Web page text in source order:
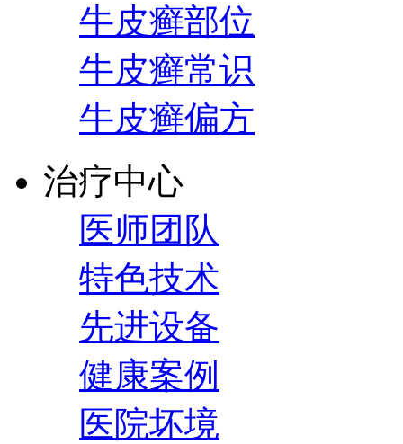
牛皮癣部位
牛皮癣常识
牛皮癣偏方
治疗中心
医师团队
特色技术
先进设备
健康案例
医院坏境